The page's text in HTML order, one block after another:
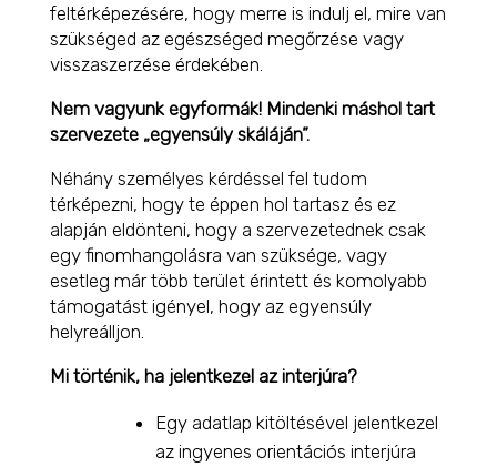
feltérképezésére, hogy merre is indulj el, mire van
szükséged az egészséged megőrzése vagy
visszaszerzése érdekében.
Nem vagyunk egyformák! Mindenki máshol tart
szervezete „egyensúly skáláján”.
Néhány személyes kérdéssel fel tudom
térképezni, hogy te éppen hol tartasz és ez
alapján eldönteni, hogy a szervezetednek csak
egy finomhangolásra van szüksége, vagy
esetleg már több terület érintett és komolyabb
támogatást igényel, hogy az egyensúly
helyreálljon.
Mi történik, ha jelentkezel az interjúra?
Egy adatlap kitöltésével jelentkezel
az ingyenes orientációs interjúra